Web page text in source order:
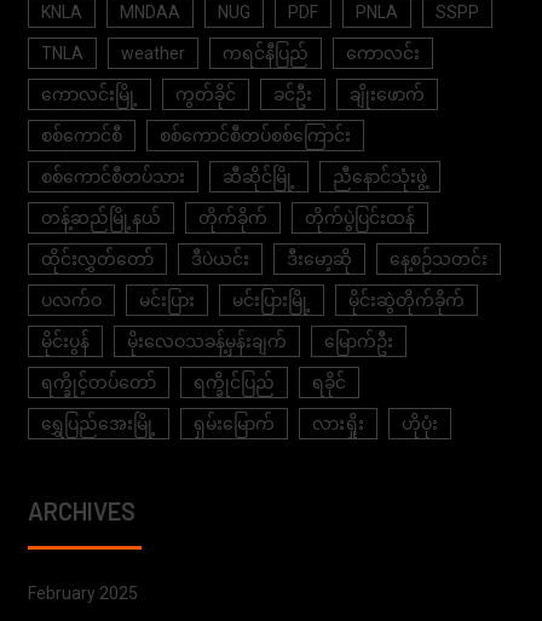
KNLA MNDAA NUG PDF PNLA SSPP
TNLA weather ကရင်နီပြည် ကောလင်း
ကောလင်းမြို့ ကွတ်ခိုင် ခင်ဦး ချိုးဖောက်
စစ်ကောင်စီ စစ်ကောင်စီတပ်စစ်ကြောင်း
စစ်ကောင်စီတပ်သား ဆီဆိုင်မြို့ ညီနောင်သုံးဖွဲ့
တန့်ဆည်မြို့နယ် တိုက်ခိုက် တိုက်ပွဲပြင်းထန်
ထိုင်းလွှတ်တော် ဒီပဲယင်း ဒီးမော့ဆို နေ့စဉ်သတင်း
ပလက်ဝ မင်းပြား မင်းပြားမြို့ မိုင်းဆွဲတိုက်ခိုက်
မိုင်းပွန် မိုးလေဝသခန့်မှန်းချက် မြောက်ဦး
ရက္ခိုင့်တပ်တော် ရက္ခိုင်ပြည် ရခိုင်
ရွှေပြည်အေးမြို့ ရှမ်းမြောက် လားရှိုး ဟိုပုံး
ARCHIVES
February 2025